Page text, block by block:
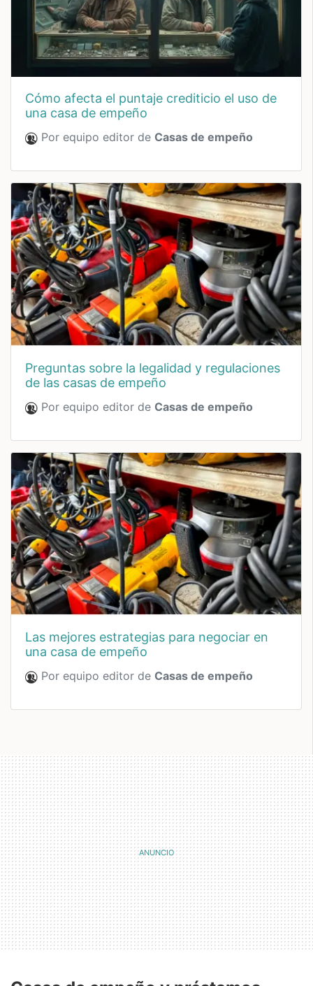
cómo afecta el puntaje crediticio el uso de
una casa de empeño
Por equipo editor de Casas de empeño
preguntas sobre la legalidad y regulaciones
de las casas de empeño
Por equipo editor de Casas de empeño
las mejores estrategias para negociar en
una casa de empeño
Por equipo editor de Casas de empeño